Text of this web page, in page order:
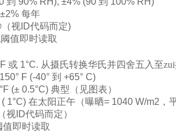
±2% 每年
（视 ID代码而定)
值即时读取
或 1°C. 从摄氏转换华氏并四舍五入至
F (-40° 到 +65° C)
(± 0.5°C) 典型（见图表）
( 1°C) 在太阳正午（曝晒= 1040 W/m2 ，
视 ID代码而定）
值即时读取